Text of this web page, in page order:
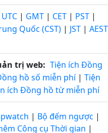
UTC | GMT | CET | PST |
Quốc (CST) | JST | AEST
trị web: Tiện ích Đồng
hồ số miễn phí| Tiện
ích Đồng hồ từ miễn phí
| Bộ đếm ngược |
Công cụ Thời gian |